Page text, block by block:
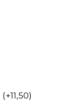
(+11,50)